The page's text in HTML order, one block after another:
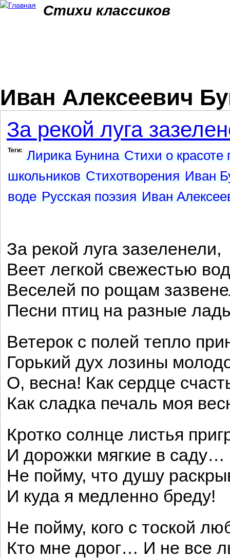
Стихи классиков
Иван Алексеевич
За рекой луга
Теги: Лирика Бунина Стихи о красоте
школьников Стихотворения Иван
воде Русская поэзия Иван
За рекой луга зазеленели,
Веет легкой свежестью
Веселей по рощам
Песни птиц на разные
Ветерок с полей тепло
Горький дух лозины
О, весна! Как сердце
Как сладка печаль моя
Кротко солнце листья
И дорожки мягкие в саду…
Не пойму, что душу
И куда я медленно бреду!
Не пойму, кого с тоской
Кто мне дорог… И не все